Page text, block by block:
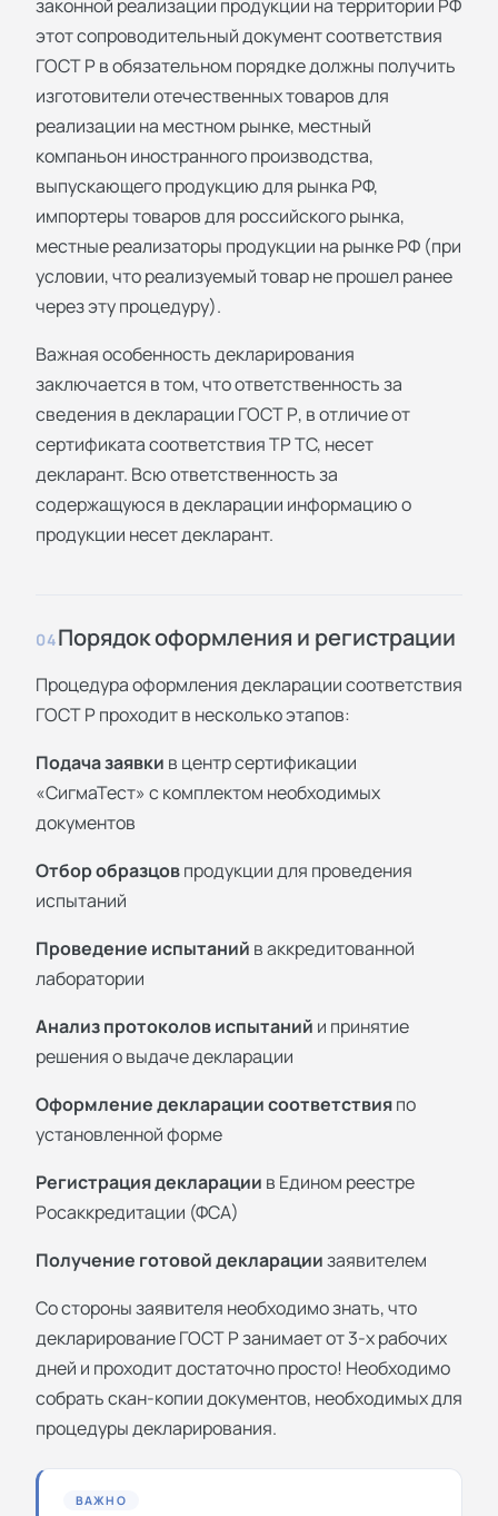
законной реализации продукции на территории РФ
этот сопроводительный документ соответствия
ГОСТ Р в обязательном порядке должны получить
изготовители отечественных товаров для
реализации на местном рынке, местный
компаньон иностранного производства,
выпускающего продукцию для рынка РФ,
импортеры товаров для российского рынка,
местные реализаторы продукции на рынке РФ (при
условии, что реализуемый товар не прошел ранее
через эту процедуру).
Важная особенность декларирования
заключается в том, что ответственность за
сведения в декларации ГОСТ Р, в отличие от
сертификата соответствия ТР ТС, несет
декларант. Всю ответственность за
содержащуюся в декларации информацию о
продукции несет декларант.
04Порядок оформления и регистрации
Процедура оформления декларации соответствия
ГОСТ Р проходит в несколько этапов:
Подача заявки в центр сертификации
«СигмаТест» с комплектом необходимых
документов
Отбор образцовпродукции для проведения
испытаний
Проведение испытаний в аккредитованной
лаборатории
Анализ протоколов испытаний и принятие
решения о выдаче декларации
Оформление декларации соответствияпо
установленной форме
Регистрация декларации в Едином реестре
Росаккредитации (ФСА)
Получение готовой декларациизаявителем
Со стороны заявителя необходимо знать, что
декларирование ГОСТ Р занимает от 3-х рабочих
дней и проходит достаточно просто! Необходимо
собрать скан-копии документов, необходимых для
процедуры декларирования.
ВАЖНО